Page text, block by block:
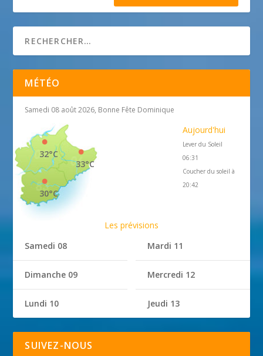
MÉTÉO
Samedi 08 août 2026, Bonne Fête Dominique
33°C
32°C
30°C
Aujourd'hui
Lever du Soleil
06:31
Coucher du soleil à
20:42
Les prévisions
Samedi 08
Dimanche 09
Lundi 10
Mardi 11
Mercredi 12
Jeudi 13
SUIVEZ-NOUS